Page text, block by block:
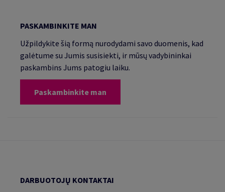
PASKAMBINKITE MAN
Užpildykite šią formą nurodydami savo duomenis, kad
galėtume su Jumis susisiekti, ir mūsų vadybininkai
paskambins Jums patogiu laiku.
Paskambinkite man
DARBUOTOJŲ KONTAKTAI